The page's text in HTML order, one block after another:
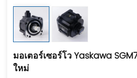
มอเตอร์เซอร์โว Yaskawa
ใหม่